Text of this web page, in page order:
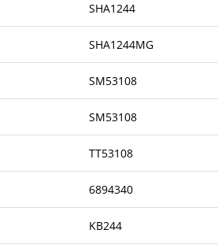
SHA1244
SHA1244MG
SM53108
SM53108
TT53108
6894340
KB244